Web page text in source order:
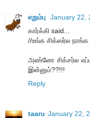
எறும்பு
January 22,
கார்க்கி said...
//உங்க சிக்ஸர்ல
அண்ணே சிக்சர்ல
இன்னும்??!!!
Reply
taaru January 22,